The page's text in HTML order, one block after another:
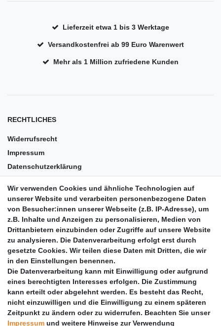
Lieferzeit etwa 1 bis 3 Werktage
Versandkostenfrei ab 99 Euro Warenwert
Mehr als 1 Million zufriedene Kunden
RECHTLICHES
Widerrufsrecht
Impressum
Datenschutzerklärung
Barrierefreiheit
Anleitungen
Vertrag widerrufen
PARTNER
DHL
GLS
PaketPLUS
Wir verwenden Cookies und ähnliche Technologien auf
unserer Website und verarbeiten personenbezogene Daten
von Besucher:innen unserer Webseite (z.B. IP-Adresse), um
z.B. Inhalte und Anzeigen zu personalisieren, Medien von
Drittanbietern einzubinden oder Zugriffe auf unsere Website
zu analysieren. Die Datenverarbeitung erfolgt erst durch
gesetzte Cookies. Wir teilen diese Daten mit Dritten, die wir
in den Einstellungen benennen.
Die Datenverarbeitung kann mit Einwilligung oder aufgrund
eines berechtigten Interesses erfolgen. Die Zustimmung
kann erteilt oder abgelehnt werden. Es besteht das Recht,
nicht einzuwilligen und die Einwilligung zu einem späteren
Zeitpunkt zu ändern oder zu widerrufen. Beachten Sie unser
Impressum und weitere Hinweise zur Verwendung